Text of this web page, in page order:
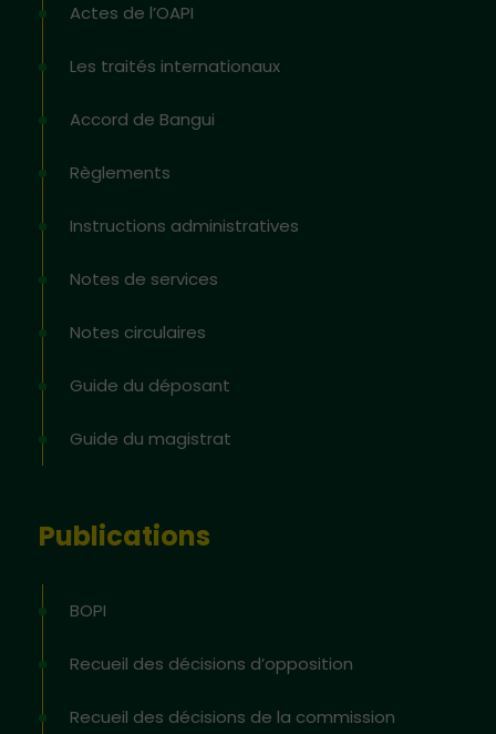
Actes de l’OAPI
Les traités internationaux
Accord de Bangui
Règlements
Instructions administratives
Notes de services
Notes circulaires
Guide du déposant
Guide du magistrat
Publications
BOPI
Recueil des décisions d’opposition
Recueil des décisions de la commission